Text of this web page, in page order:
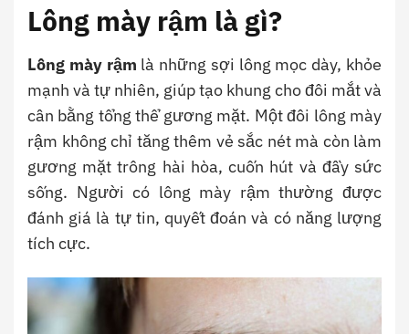
Lông mày rậm là gì?
Lông mày rậm là những sợi lông mọc dày, khỏe
mạnh và tự nhiên, giúp tạo khung cho đôi mắt và
cân bằng tổng thể gương mặt. Một đôi lông mày
rậm không chỉ tăng thêm vẻ sắc nét mà còn làm
gương mặt trông hài hòa, cuốn hút và đầy sức
sống. Người có lông mày rậm thường được
đánh giá là tự tin, quyết đoán và có năng lượng
tích cực.